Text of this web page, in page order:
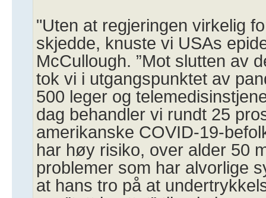
"Uten at regjeringen virkelig
skjedde, knuste vi USAs
McCullough. ”Mot slutten av
tok vi i utgangspunktet av
500 leger og
dag behandler vi rundt 25
amerikanske COVID-19-
har høy risiko, over alder 50
problemer som har alvorlige
at hans tro på at